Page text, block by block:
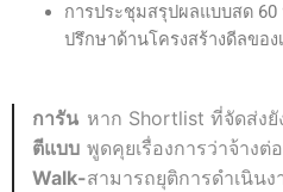
การประชุมสรุปผลแบบสด
ปรึกษาด้านโครงสร้างดีลของ
การัน
ตีแบบ
Walk-
หาก Shortlist ที่จัดส่งยั
พูดคุยเรื่องการว่าจ้างต่
สามารถยุติการดำเนิน